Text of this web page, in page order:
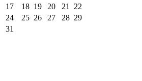
17 18 19 20 21 22
24
25 26 27 28 29
31